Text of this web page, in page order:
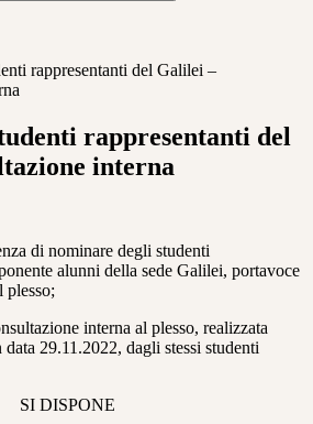
rappresentanti del Galilei –
rappresentanti del
interna
di nominare degli studenti
alunni della sede Galilei, portavoce
plesso;
interna al plesso, realizzata
29.11.2022, dagli stessi studenti
SI DISPONE